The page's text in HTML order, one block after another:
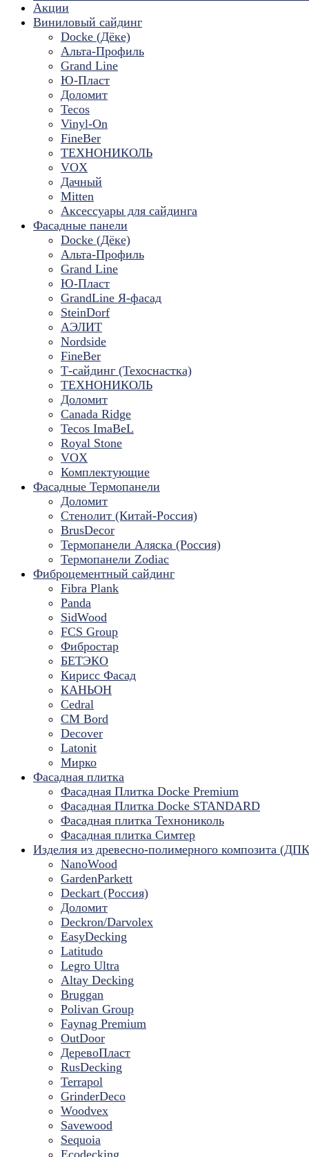
Акции
Виниловый сайдинг
Docke (Дёке)
Альта-Профиль
Grand Line
Ю-Пласт
Доломит
Tecos
Vinyl-On
FineBer
ТЕХНОНИКОЛЬ
VOX
Дачный
Mitten
Аксессуары для сайдинга
Фасадные панели
Docke (Дёке)
Альта-Профиль
Grand Line
Ю-Пласт
GrandLine Я-фасад
SteinDorf
АЭЛИТ
Nordside
FineBer
Т-сайдинг (Техоснастка)
ТЕХНОНИКОЛЬ
Доломит
Canada Ridge
Tecos ImaBeL
Royal Stone
VOX
Комплектующие
Фасадные Термопанели
Доломит
Стенолит (Китай-Россия)
BrusDecor
Термопанели Аляска (Россия)
Термопанели Zodiac
Фиброцементный сайдинг
Fibra Plank
Panda
SidWood
FCS Group
Фибростар
БЕТЭКО
Кирисс Фасад
КАНЬОН
Cedral
CM Bord
Decover
Latonit
Мирко
Фасадная плитка
Фасадная Плитка Docke Premium
Фасадная Плитка Docke STANDARD
Фасадная плитка Технониколь
Фасадная плитка Симтер
Изделия из древесно-полимерного композита
NanoWood
GardenParkett
Deckart (Россия)
Доломит
Deckron/Darvolex
EasyDecking
Latitudo
Legro Ultra
Altay Decking
Bruggan
Polivan Group
Faynag Premium
OutDoor
ДеревоПласт
RusDecking
Terrapol
GrinderDeco
Woodvex
Savewood
Sequoia
Ecodecking